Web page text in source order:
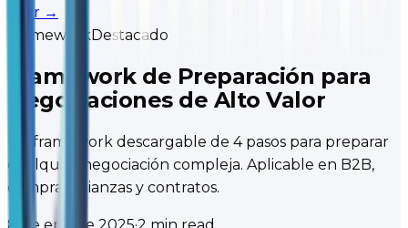
Leer →
FrameworkDestacado
Framework de Preparación para
Negociaciones de Alto Valor
Un framework descargable de 4 pasos para preparar
cualquier negociación compleja. Aplicable en B2B,
compras, alianzas y contratos.